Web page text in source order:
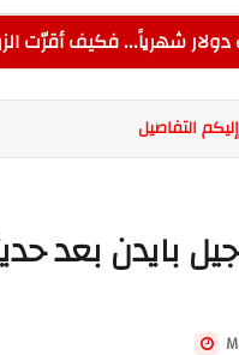
التفاصيل
بايدن بعد